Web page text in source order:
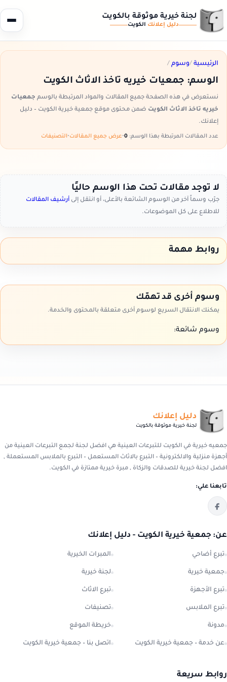
لجنة خيرية موثوقة بالكويت
دليل إعلانك الكويت
الرئيسية /وسوم /
الوسم: جمعيات خيريه تاخذ الاثاث الكويت
نستعرض في هذه الصفحة جميع المقالات والمواد المرتبطة بالوسم جمعيات
خيريه تاخذ الاثاث الكويت ضمن محتوى موقع جمعية خيرية الكويت – دليل
إعلانك.
عدد المقالات المرتبطة بهذا الوسم: •عرض جميع المقالات•التصنيفات
لا توجد مقالات تحت هذا الوسم حاليًا
جرّب وسماً آخر من الوسوم الشائعة بالأعلى، أو انتقل إلى أرشيف المقالات
للاطلاع على كل الموضوعات.
روابط مهمة
وسوم أخرى قد تهمّك
يمكنك الانتقال السريع لوسوم أخرى متعلقة بالمحتوى والخدمة.
وسوم شائعة:
دليل إعلانك
لجنة خيرية موثوقة بالكويت
جمعيه خيرية في الكويت للتبرعات العينية هي افضل لجنة لجمع التبرعات العينية من
أجهزة منزلية والالكترونية – التبرع بالاثاث المستعمل – التبرع بالملابس المستعملة ,
افضل لجنة خيرية للصدقات والزكاة , مبرة خيرية ممتازة في الكويت.
تابعنا علي:
عن: جمعية خيرية الكويت - دليل إعلانك
تبرع أضاحي المبرات الخيرية
جمعية خيرية لجنة خيرية
تبرع الأجهزة تبرع الاثاث
تبرع الملابس تصنيفات
مدونة خريطة الموقع
عن خدمة – جمعية خيرية الكويت اتصل بنا – جمعية خيرية الكويت
روابط سريعة